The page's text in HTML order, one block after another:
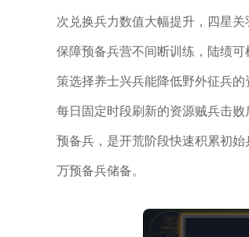
次兑换兵力数值大幅提升，四星
保障预备兵营不间断训练，陆绩
策选择养士兴兵能降低野外征兵
每日固定时段刷新的资源贼兵击
预备兵，是开荒阶段快速积累初
万预备兵储备。